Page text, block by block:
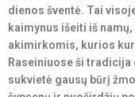
dienos šventė. Tai
kaimynus išeiti iš
akimirkomis, kurios
Raseiniuose ši tradicija
sukvietė gausų būrį